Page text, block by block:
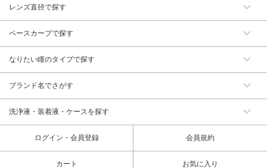
レンズ直径で探す
ベースカーブで探す
なりたい瞳のタイプで探す
ブランド名でさがす
洗浄液・装着液・ケースを探す
ログイン・会員登録 会員規約
カート お気に入り